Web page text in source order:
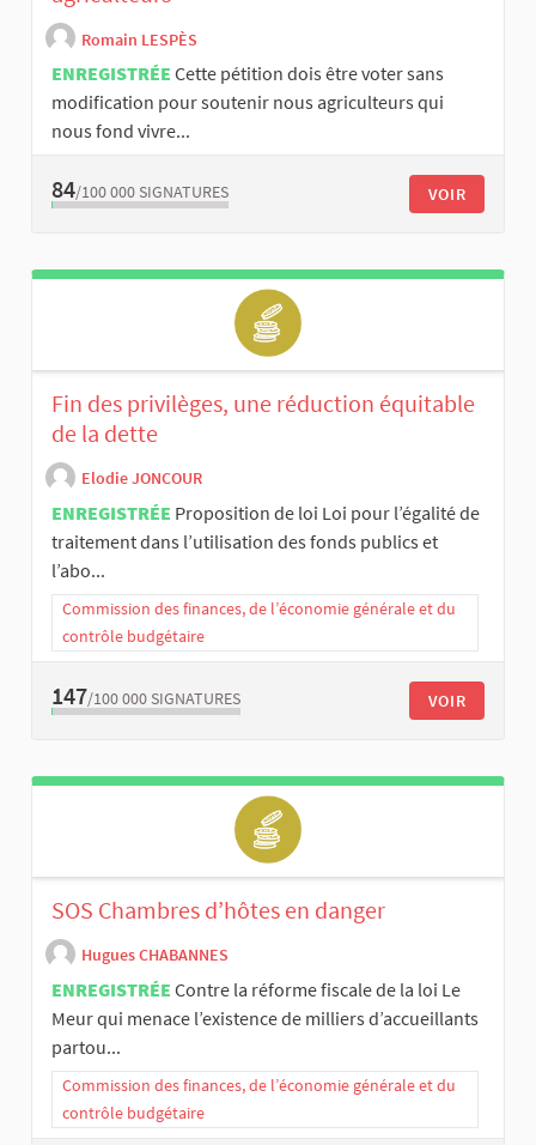
Romain LESPÈS
ENREGISTRÉE Cette pétition dois être voter sans
modification pour soutenir nous agriculteurs qui
nous fond vivre...
84/100 000 SIGNATURES VOIR
Fin des privilèges, une réduction équitable
de la dette
Elodie JONCOUR
ENREGISTRÉE Proposition de loi Loi pour l’égalité de
traitement dans l’utilisation des fonds publics et
l’abo...
Commission des finances, de l’économie générale et du
contrôle budgétaire
147/100 000 SIGNATURES VOIR
SOS Chambres d’hôtes en danger
Hugues CHABANNES
ENREGISTRÉE Contre la réforme fiscale de la loi Le
Meur qui menace l’existence de milliers d’accueillants
partou...
Commission des finances, de l’économie générale et du
contrôle budgétaire